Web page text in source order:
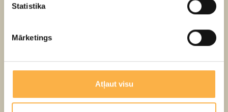
Statistika
Mārketings
Atļaut visu
Ekskursijas cena grupai:
līdz 25 cilvēkiem – 300.00 EUR
Pieteikt grupu vari šeit:
Tālr.: + 371 29355398
baiba.kojare@lelluteatris.lv